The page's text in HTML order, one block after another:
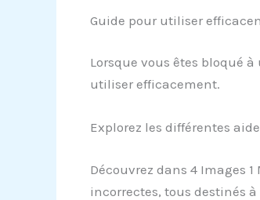
Guide pour utiliser
Lorsque vous êtes bloqué
utiliser efficacement.
Explorez les différentes
Découvrez dans 4 Images
incorrectes, tous destinés